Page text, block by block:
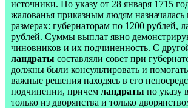
источники. По указу от 28 января 1715
жалованья приказным людям
размерах: губернаторам по 1200 рублей,
рублей. Суммы выплат явно
чиновников и их подчиненность. С
ландраты составляли совет при
должны были консультировать и
важные решения находясь в его
подчинении, причем ландраты по указу
только из дворянства и только